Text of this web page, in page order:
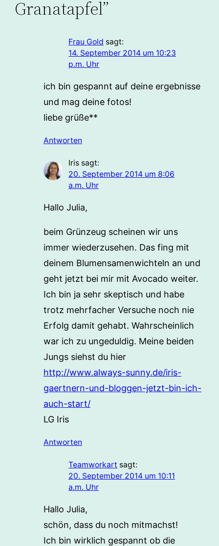
Granatapfel”
Frau Gold sagt:
14. September 2014 um 10:23
p.m. Uhr
ich bin gespannt auf deine ergebnisse
und mag deine fotos!
liebe grüße**
Antworten
Iris sagt:
20. September 2014 um 8:06
a.m. Uhr
Hallo Julia,
beim Grünzeug scheinen wir uns
immer wiederzusehen. Das fing mit
deinem Blumensamenwichteln an und
geht jetzt bei mir mit Avocado weiter.
Ich bin ja sehr skeptisch und habe
trotz mehrfacher Versuche noch nie
Erfolg damit gehabt. Wahrscheinlich
war ich zu ungeduldig. Meine beiden
Jungs siehst du hier
http://www.always-sunny.de/iris-
gaertnern-und-bloggen-jetzt-bin-ich-
auch-start/
LG Iris
Antworten
Teamworkart sagt:
20. September 2014 um 10:11
a.m. Uhr
Hallo Julia,
schön, dass du noch mitmachst!
Ich bin wirklich gespannt ob die